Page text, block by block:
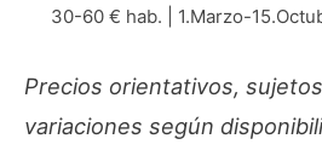
30-60 € hab. | 1.Marzo-
Precios orientativos,
variaciones según